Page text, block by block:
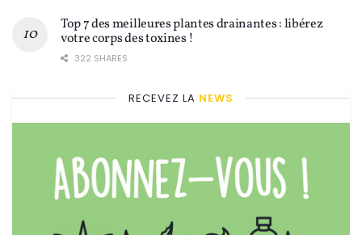
Top 7 des meilleures plantes drainantes : libérez
votre corps des toxines !
322 SHARES
RECEVEZ LA NEWS